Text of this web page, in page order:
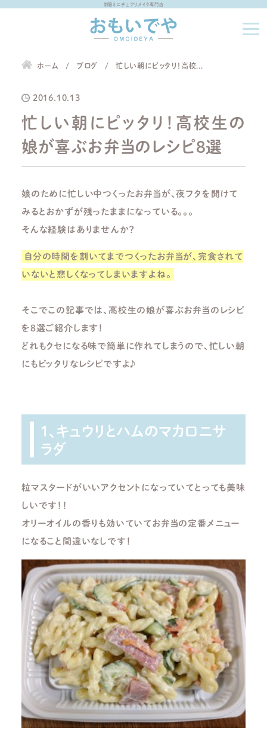
制服ミニチュアリメイク専門店
ホーム ブログ 忙しい朝にピッタリ！高校...
2016.10.13
忙しい朝にピッタリ！高校生の
娘が喜ぶお弁当のレシピ8選
娘のために忙しい中つくったお弁当が、夜フタを開けて
みるとおかずが残ったままになっている。。。
そんな経験はありませんか？
自分の時間を割いてまでつくったお弁当が、完食されて
いないと悲しくなってしまいますよね。
そこでこの記事では、高校生の娘が喜ぶお弁当のレシピ
を8選ご紹介します！
どれもクセになる味で簡単に作れてしまうので、忙しい朝
にもピッタリなレシピですよ♪
1、キュウリとハムのマカロニサ
ラダ
粒マスタードがいいアクセントになっていてとっても美味
しいです！！
オリーオイルの香りも効いていてお弁当の定番メニュー
になること間違いなしです！